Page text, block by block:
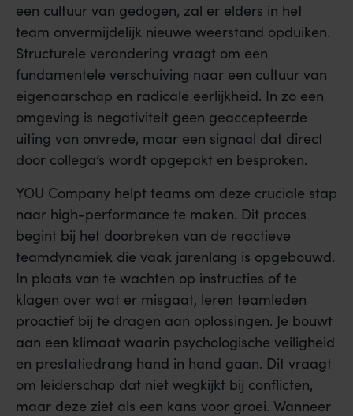
een cultuur van gedogen, zal er elders in het
team onvermijdelijk nieuwe weerstand opduiken.
Structurele verandering vraagt om een
fundamentele verschuiving naar een cultuur van
eigenaarschap en radicale eerlijkheid. In zo een
omgeving is negativiteit geen geaccepteerde
uiting van onvrede, maar een signaal dat direct
door collega’s wordt opgepakt en besproken.
YOU Company helpt teams om deze cruciale stap
naar high-performance te maken. Dit proces
begint bij het doorbreken van de reactieve
teamdynamiek die vaak jarenlang is opgebouwd.
In plaats van te wachten op instructies of te
klagen over wat er misgaat, leren teamleden
proactief bij te dragen aan oplossingen. Je bouwt
aan een klimaat waarin psychologische veiligheid
en prestatiedrang hand in hand gaan. Dit vraagt
om leiderschap dat niet wegkijkt bij conflicten,
maar deze ziet als een kans voor groei. Wanneer